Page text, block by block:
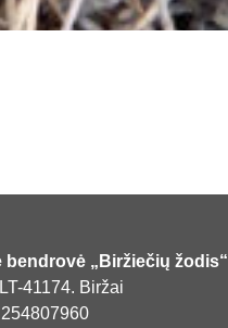
bendrovė „Biržiečių žodis“
41174. Biržai
254807960